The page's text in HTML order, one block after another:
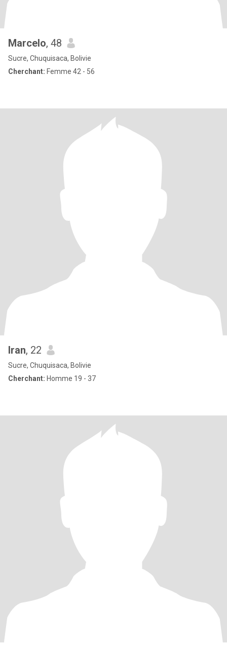
Marcelo, 48
Sucre, Chuquisaca, Bolivie
Cherchant: Femme 42 - 56
Iran, 22
Sucre, Chuquisaca, Bolivie
Cherchant: Homme 19 - 37